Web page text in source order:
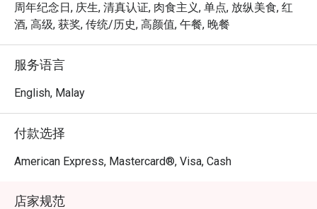
⭐ Google 评分：4.4 分 (0 则评论)
适合举办重要的商务晚宴、浪漫的纪念日庆祝，或任何想
犒赏自己一顿顶级牛排的时刻。
周年纪念日, 庆生, 清真认证, 肉食主义, 单点, 放纵美食, 红
酒, 高级, 获奖, 传统/历史, 高颜值, 午餐, 晚餐
服务语言
English, Malay
付款选择
American Express, Mastercard®, Visa, Cash
店家规范